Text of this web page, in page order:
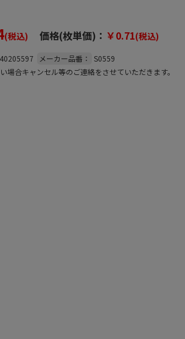
(税込) 価格(枚単価)： ￥0.71(税込)
メーカー品番：
S0559
場合キャンセル等のご連絡をさせていただきます。